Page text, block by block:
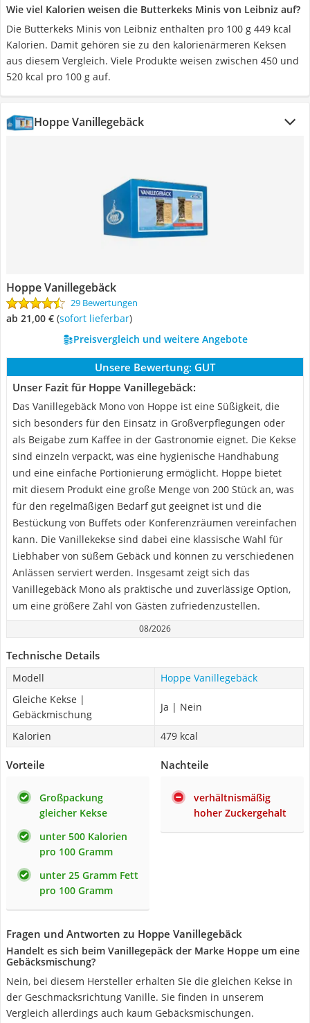
Wie viel Kalorien weisen die Butterkeks Minis von Leibniz auf?
Die Butterkeks Minis von Leibniz enthalten pro 100 g 449 kcal
Kalorien. Damit gehören sie zu den kalorienärmeren Keksen
aus diesem Vergleich. Viele Produkte weisen zwischen 450 und
520 kcal pro 100 g auf.
Hoppe Vanillegebäck
Hoppe Vanillegebäck
29 Bewertungen
ab 21,00 € ( Sofort lieferbar)
Preisvergleich und weitere Angebote
Unsere Bewertung: GUT
Unser Fazit für Hoppe Vanillegebäck:
Das Vanillegebäck Mono von Hoppe ist eine Süßigkeit, die
sich besonders für den Einsatz in Großverpflegungen oder
als Beigabe zum Kaffee in der Gastronomie eignet. Die Kekse
sind einzeln verpackt, was eine hygienische Handhabung
und eine einfache Portionierung ermöglicht. Hoppe bietet
mit diesem Produkt eine große Menge von 200 Stück an, was
für den regelmäßigen Bedarf gut geeignet ist und die
Bestückung von Buffets oder Konferenzräumen vereinfachen
kann. Die Vanillekekse sind dabei eine klassische Wahl für
Liebhaber von süßem Gebäck und können zu verschiedenen
Anlässen serviert werden. Insgesamt zeigt sich das
Vanillegebäck Mono als praktische und zuverlässige Option,
um eine größere Zahl von Gästen zufriedenzustellen.
08/2026
Technische Details
Modell
Hoppe Vanillegebäck
Gleiche Kekse |
Gebäckmischung
Ja | Nein
Kalorien 479 kcal
Vorteile
Großpackung
gleicher Kekse
unter 500 Kalorien
pro 100 Gramm
unter 25 Gramm Fett
pro 100 Gramm
Nachteile
verhältnismäßig
hoher Zuckergehalt
Fragen und Antworten zu Hoppe Vanillegebäck
Handelt es sich beim Vanillegepäck der Marke Hoppe um eine
Gebäcksmischung?
Nein, bei diesem Hersteller erhalten Sie die gleichen Kekse in
der Geschmacksrichtung Vanille. Sie finden in unserem
Vergleich allerdings auch kaum Gebäcksmischungen.